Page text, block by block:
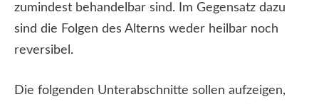
zumindest behandelbar sind. Im Gegensatz dazu
sind die Folgen des Alterns weder heilbar noch
reversibel.
Die folgenden Unterabschnitte sollen aufzeigen,